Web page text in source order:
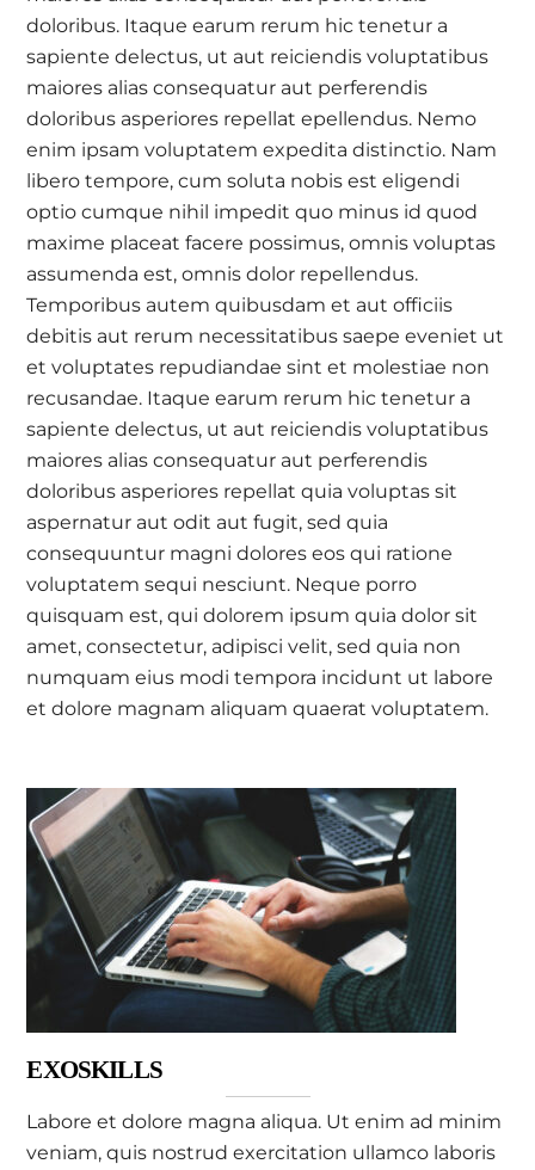
doloribus. Itaque earum rerum hic tenetur a
sapiente delectus, ut aut reiciendis voluptatibus
maiores alias consequatur aut perferendis
doloribus asperiores repellat epellendus. Nemo
enim ipsam voluptatem expedita distinctio. Nam
libero tempore, cum soluta nobis est eligendi
optio cumque nihil impedit quo minus id quod
maxime placeat facere possimus, omnis voluptas
assumenda est, omnis dolor repellendus.
Temporibus autem quibusdam et aut officiis
debitis aut rerum necessitatibus saepe eveniet ut
et voluptates repudiandae sint et molestiae non
recusandae. Itaque earum rerum hic tenetur a
sapiente delectus, ut aut reiciendis voluptatibus
maiores alias consequatur aut perferendis
doloribus asperiores repellat quia voluptas sit
aspernatur aut odit aut fugit, sed quia
consequuntur magni dolores eos qui ratione
voluptatem sequi nesciunt. Neque porro
quisquam est, qui dolorem ipsum quia dolor sit
amet, consectetur, adipisci velit, sed quia non
numquam eius modi tempora incidunt ut labore
et dolore magnam aliquam quaerat voluptatem.
EXOSKILLS
Labore et dolore magna aliqua. Ut enim ad minim
veniam, quis nostrud exercitation ullamco laboris